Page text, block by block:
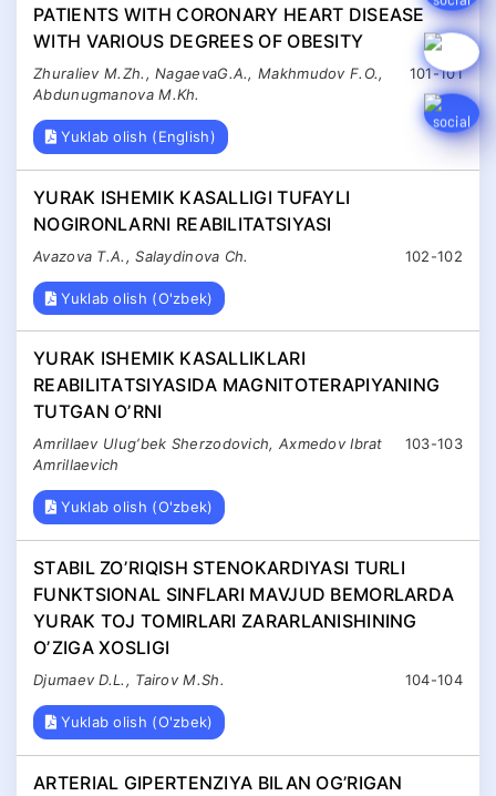
PATIENTS WITH CORONARY HEART DISEASE
WITH VARIOUS DEGREES OF OBESITY
101-101
Zhuraliev M.Zh., NagaevaG.A., Makhmudov F.O.,
Abdunugmanova M.Kh.
Yuklab olish (English)
YURAK ISHEMIK KASALLIGI TUFAYLI
NOGIRONLARNI REABILITATSIYASI
102-102
Avazova T.A., Salaydinova Ch.
Yuklab olish (O'zbek)
YURАK ISHEMIK KАSАLLIKLАRI
REАBILITАTSIYASIDА MАGNITOTERАPIYANING
TUTGАN OʼRNI
103-103
Аmrillaev Ulugʼbek Sherzodovich, Аxmedov Ibrat
Аmrillaevich
Yuklab olish (O'zbek)
STАBIL ZOʼRIQISH STENOKАRDIYASI TURLI
FUNKTSIONАL SINFLАRI MАVJUD BEMORLАRDА
YURАK TOJ TOMIRLАRI ZАRАRLАNISHINING
OʼZIGА XOSLIGI
104-104
Djumaev D.L., Tairov M.Sh.
Yuklab olish (O'zbek)
ARTERIAL GIPERTENZIYA BILAN OG’RIGAN